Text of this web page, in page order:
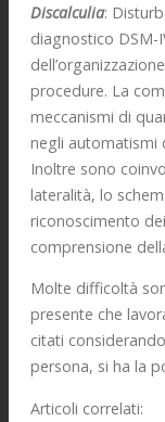
Discalculia:
diagnostico DSM-
procedure. La
meccanismi di
negli automatismi
Inoltre sono
lateralità, lo
riconoscimento
comprensione
Molte difficoltà
presente che
citati
persona, si ha la
Articoli correlati: